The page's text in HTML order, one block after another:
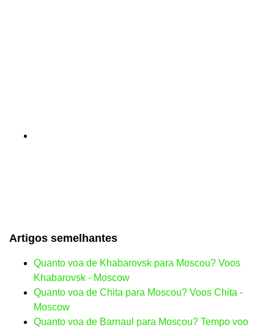
Artigos semelhantes
Quanto voa de Khabarovsk para Moscou? Voos
Khabarovsk - Moscow
Quanto voa de Chita para Moscou? Voos Chita -
Moscow
Quanto voa de Barnaul para Moscou? Tempo voo